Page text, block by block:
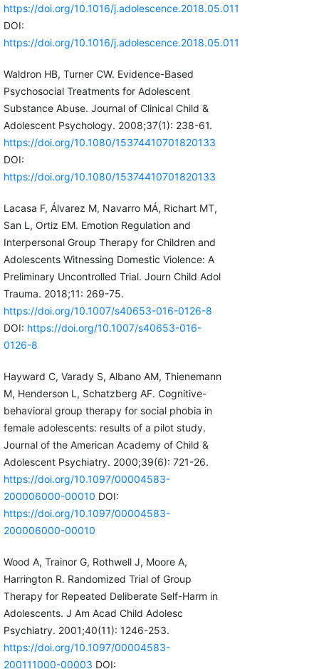
https://doi.org/10.1016/j.adolescence.2018.05.011
DOI:
https://doi.org/10.1016/j.adolescence.2018.05.011
Waldron HB, Turner CW. Evidence-Based
Psychosocial Treatments for Adolescent
Substance Abuse. Journal of Clinical Child &
Adolescent Psychology. 2008;37(1): 238-61.
https://doi.org/10.1080/15374410701820133
DOI:
https://doi.org/10.1080/15374410701820133
Lacasa F, Álvarez M, Navarro MÁ, Richart MT,
San L, Ortiz EM. Emotion Regulation and
Interpersonal Group Therapy for Children and
Adolescents Witnessing Domestic Violence: A
Preliminary Uncontrolled Trial. Journ Child Adol
Trauma. 2018;11: 269-75.
https://doi.org/10.1007/s40653-016-0126-8
DOI: https://doi.org/10.1007/s40653-016-
0126-8
Hayward C, Varady S, Albano AM, Thienemann
M, Henderson L, Schatzberg AF. Cognitive-
behavioral group therapy for social phobia in
female adolescents: results of a pilot study.
Journal of the American Academy of Child &
Adolescent Psychiatry. 2000;39(6): 721-26.
https://doi.org/10.1097/00004583-
200006000-00010 DOI:
https://doi.org/10.1097/00004583-
200006000-00010
Wood A, Trainor G, Rothwell J, Moore A,
Harrington R. Randomized Trial of Group
Therapy for Repeated Deliberate Self-Harm in
Adolescents. J Am Acad Child Adolesc
Psychiatry. 2001;40(11): 1246-253.
https://doi.org/10.1097/00004583-
200111000-00003 DOI: